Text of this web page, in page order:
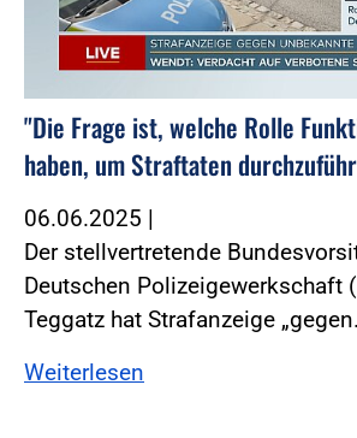
"Die Frage ist, welche Rolle
haben, um Straftaten
06.06.2025 |
Der stellvertretende
Deutschen Polizeigewerkschaft
Teggatz hat Strafanzeige
Weiterlesen